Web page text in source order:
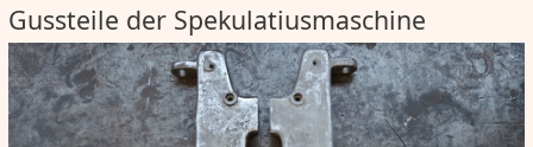
Gussteile der Spekulatiusmaschine